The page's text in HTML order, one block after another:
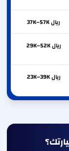
ريال 37K–57K
ريال 29K–52K
ريال 23K–39K